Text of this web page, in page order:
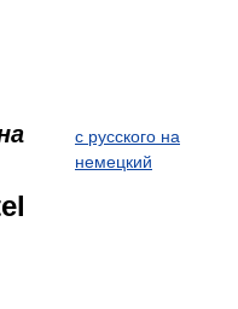
с русского на
немецкий